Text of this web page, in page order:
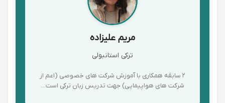
مریم علیزاده
ترکی استانبولی
۲ سابقه همکاری با آموزش شرکت های خصوصی (اعم از
شرکت های هواپیمایی) جهت تدریس زبان ترکی است...